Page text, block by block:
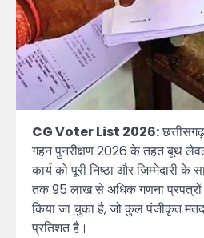
CG Voter List 2026:
गहन पुनरीक्षण 2026 के तहत बूथ
कार्य को पूरी निष्ठा और जिम्मेदारी के
तक 95 लाख से अधिक गणना प्रपत्रों
किया जा चुका है, जो कुल पंजीकृत
प्रतिशत है।